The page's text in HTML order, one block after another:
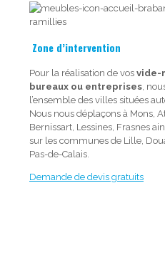
Zone d’intervention
Pour la réalisation de vos vide-
bureaux ou entreprises ,
l’ensemble des villes situées
Nous nous déplaçons à Mons,
Bernissart, Lessines, Frasnes
sur les communes de Lille,
Pas-de-Calais.
Demande de devis gratuits